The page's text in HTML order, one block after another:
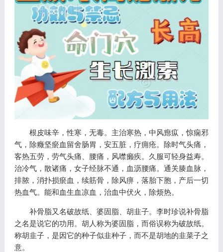
根皮味辛，性寒，无毒。主治寒热，中风瘛疭，惊痫邪
气，除癥坚瘀血留舍肠胃，安五脏，疗痈疮。除时气头痛，
客热五劳，劳气头痛、腰痛，风噤癞疾。久服可轻身益寿。
治冷气，散诸痛，女子经脉不通，血沥腰痛。通关腠血脉，
排脓，消扑损瘀血，续筋骨，除风痹，落胎下胞，产后一切
热血气。能和血生血凉血，治血中伏火，除烦热。
补骨脂又名破故纸、婆固脂、胡韭子。李时珍说补骨脂
之名是说它的功用。胡人称为婆固脂，而俗误称为破故纸。
称胡韭子，是因它的种子似韭种子，而不是胡地的韭菜子之
意。